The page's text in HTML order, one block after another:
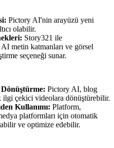
Pictory AI'nin arayüzü yeni
olabilir.
Story321 ile
AI metin katmanları ve görsel
seçeneği sunar.
Dönüştürme: Pictory AI, blog
ilgi çekici videolara dönüştürebilir.
Kullanımı: Platform,
platformları için otomatik
ve optimize edebilir.